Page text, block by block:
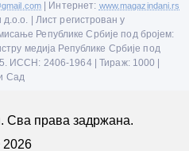
| Интернет: www.magazindani.rs
| Лист регистрован у
Републике Србије под бројем:
медија Републике Србије под
ИССН: 2406-1964 | Тираж: 1000 |
Сад
Сва права задржана.